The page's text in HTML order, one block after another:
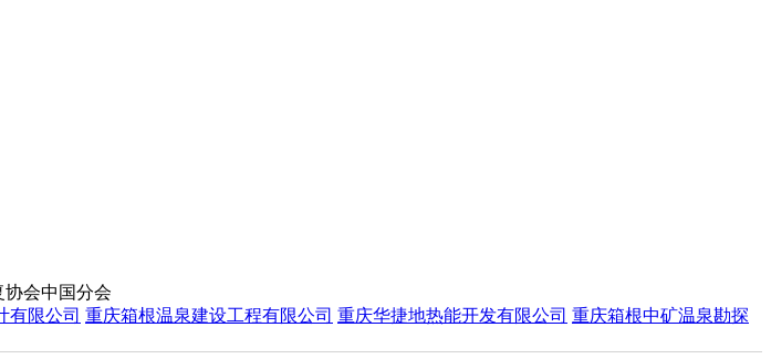
协会中国分会
有限公司 重庆箱根温泉建设工程有限公司 重庆华捷地热能开发有限公司 重庆箱根中矿温泉勘探